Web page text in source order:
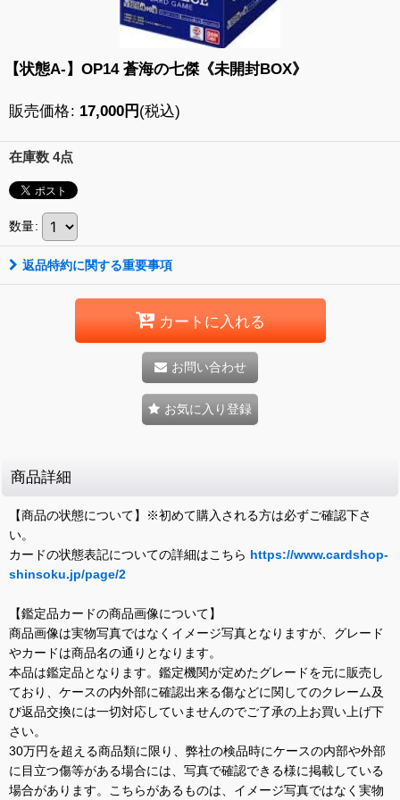
【状態A-】OP14 蒼海の七傑《未開封BOX》
販売価格: 17,000円 (税込)
在庫数 4点
数量:
返品特約に関する重要事項
カートに入れる
お問い合わせ
お気に入り登録
商品詳細
【商品の状態について】※初めて購入される方は必ずご確認下さ
い。
カードの状態表記についての詳細はこちら https://www.cardshop-
shinsoku.jp/page/2
【鑑定品カードの商品画像について】
商品画像は実物写真ではなくイメージ写真となりますが、グレード
やカードは商品名の通りとなります。
本品は鑑定品となります。鑑定機関が定めたグレードを元に販売し
ており、ケースの内外部に確認出来る傷などに関してのクレーム及
び返品交換には一切対応していませんのでご了承の上お買い上げ下
さい。
30万円を超える商品類に限り、弊社の検品時にケースの内部や外部
に目立つ傷等がある場合には、写真で確認できる様に掲載している
場合があります。こちらがあるものは、イメージ写真ではなく実物